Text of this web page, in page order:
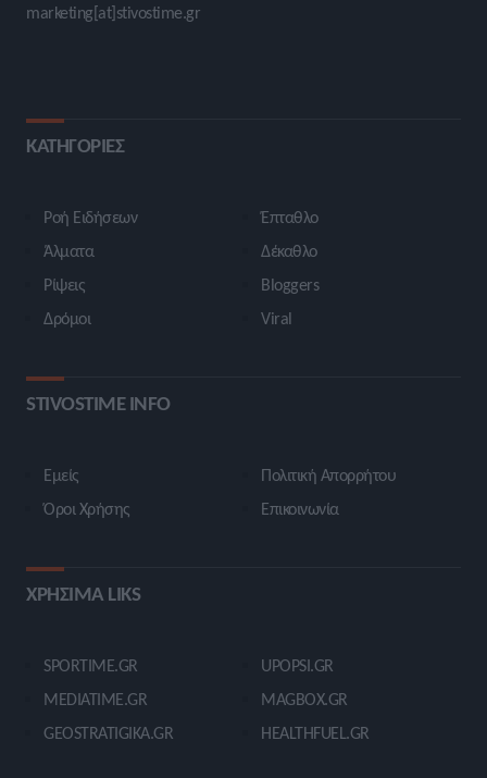
marketing[at]stivostime.gr
ΚΑΤΗΓΟΡΙΕΣ
Ροή Ειδήσεων
Άλματα
Ρίψεις
Δρόμοι
Έπταθλο
Δέκαθλο
Bloggers
Viral
STIVOSTIME INFO
Εμείς
Όροι Χρήσης
Πολιτική Απορρήτου
Επικοινωνία
ΧΡΗΣΙΜΑ LIKS
SPORTIME.GR
MEDIATIME.GR
GEOSTRATIGIKA.GR
UPOPSI.GR
MAGBOX.GR
HEALTHFUEL.GR